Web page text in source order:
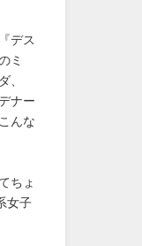
デス
ミ
、
ナー
んな
ちょ
女子